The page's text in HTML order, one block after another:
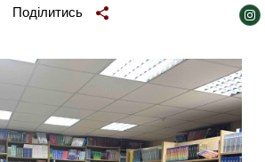
Поділитись